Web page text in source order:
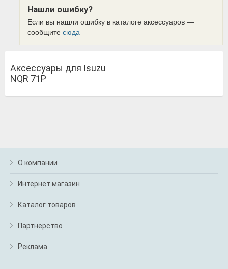
Нашли ошибку?
Если вы нашли ошибку в каталоге аксессуаров —
сообщите сюда
Аксессуары для Isuzu
NQR 71P
О компании
Интернет магазин
Каталог товаров
Партнерство
Реклама